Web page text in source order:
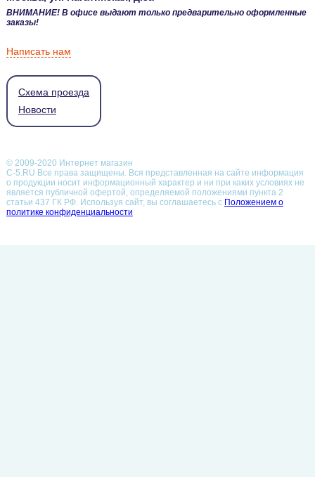
ВНИМАНИЕ! В офисе выдают только предварительно оформленные
заказы!
Написать нам
Схема проезда
Новости
© 2009-2020 Интернет магазин
С-5.RU Все права защищены. Вся представленная на сайте информация
о продукции носит информационный характер и ни при каких условиях не
является публичной офертой, определяемой положениями пункта 2
статьи 437 ГК РФ.Используя сайт, вы соглашаетесь с Положением о
политике конфиденциальности